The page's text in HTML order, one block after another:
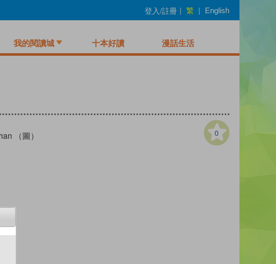
登入/註冊 | 繁 | English
我的閱讀城 十本好讀 漫話生活
0
（圖）